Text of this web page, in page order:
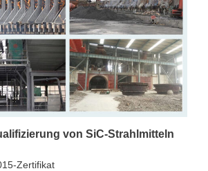
von SiC-Strahlmitteln
Zertifikat